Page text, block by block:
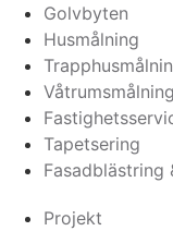
Golvbyten
Husmålning
Våtrumsmålning
Tapetsering
Fasadblästring
Projekt